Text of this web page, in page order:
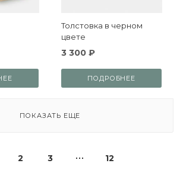
Толстовка в черном
цвете
3 300 ₽
ПОДРОБНЕЕ
ПОКАЗАТЬ ЕЩЕ
2 3 12